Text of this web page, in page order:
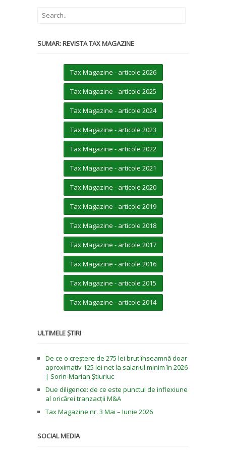
SUMAR: REVISTA TAX MAGAZINE
Tax Magazine - articole 2026
Tax Magazine - articole 2025
Tax Magazine - articole 2024
Tax Magazine - articole 2023
Tax Magazine - articole 2022
Tax Magazine - articole 2021
Tax Magazine - articole 2020
Tax Magazine - articole 2019
Tax Magazine - articole 2018
Tax Magazine - articole 2017
Tax Magazine - articole 2016
Tax Magazine - articole 2015
Tax Magazine - articole 2014
ULTIMELE ȘTIRI
De ce o creștere de 275 lei brut înseamnă doar
aproximativ 125 lei net la salariul minim în 2026
| Sorin-Marian Știuriuc
Due diligence: de ce este punctul de inflexiune
al oricărei tranzacții M&A
Tax Magazine nr. 3 Mai – Iunie 2026
SOCIAL MEDIA